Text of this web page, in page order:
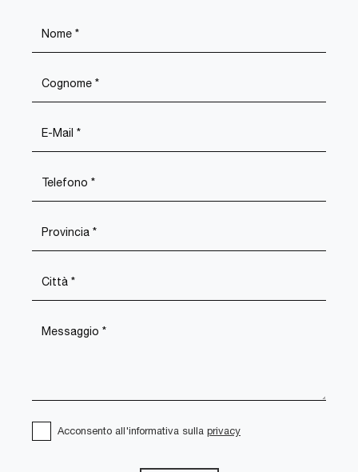
Acconsento all'informativa sulla privacy